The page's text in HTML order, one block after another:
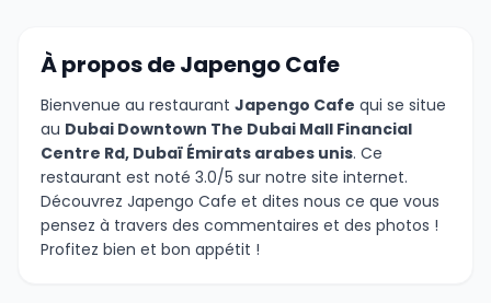
À propos de Japengo Cafe
Bienvenue au restaurant Japengo Cafe qui se situe
au Dubai Downtown The Dubai Mall Financial
Centre Rd, Dubaï Émirats arabes unis. Ce
restaurant est noté 3.0/5 sur notre site internet.
Découvrez Japengo Cafe et dites nous ce que vous
pensez à travers des commentaires et des photos !
Profitez bien et bon appétit !